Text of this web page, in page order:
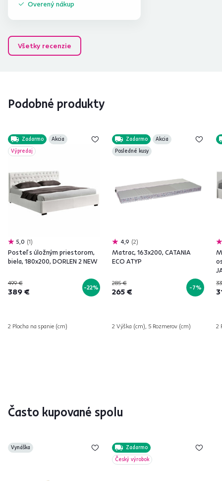
Overený nákup
Všetky recenzie
Podobné produkty
Zadarmo
Akcia
Výpredaj
5,0 1
Posteľ s úložným priestorom,
biela, 180x200, DORLEN 2 NEW
499 €
389 € -22%
2 Plocha na spanie (cm)
Zadarmo
Akcia
Posledné kusy
4,9 2
Matrac, 163x200, CATANIA
ECO ATYP
285 €
265 € -7%
2 Výška (cm), 5 Rozmerov (cm) 2
Často kupované spolu
Vynáška
Zadarmo
Český výrobok